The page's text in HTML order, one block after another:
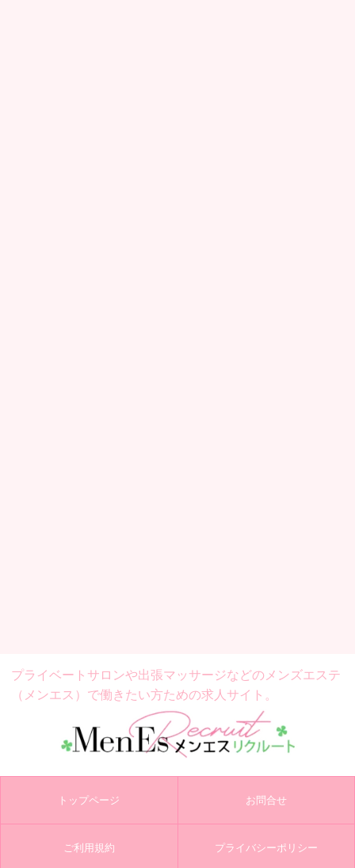
プライベートサロンや出張マッサージなどの メンズエステ
（メンエス）で働きたい方ための求人サイト。
トップページ お問合せ
ご利用規約 プライバシーポリシー